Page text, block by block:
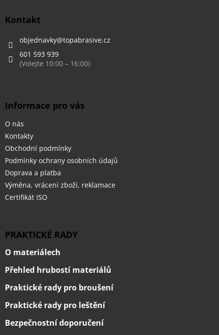
Kontakt
objednavky@topabrasive.cz
601 593 939
Informace pro vás
O nás
Kontakty
Obchodní podmínky
Podmínky ochrany osobních údajů
Doprava a platba
Výměna, vrácení zboží, reklamace
Certifikát ISO
PRAKTICKÉ RADY
O materiálech
Přehled hrubostí materiálů
Praktické rady pro broušení
Praktické rady pro leštění
Bezpečnostní doporučení